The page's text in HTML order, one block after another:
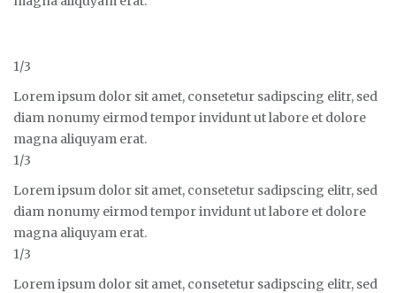
1/3
Lorem ipsum dolor sit amet, consetetur sadipscing elitr, sed
diam nonumy eirmod tempor invidunt ut labore et dolore
magna aliquyam erat.
1/3
Lorem ipsum dolor sit amet, consetetur sadipscing elitr, sed
diam nonumy eirmod tempor invidunt ut labore et dolore
magna aliquyam erat.
1/3
Lorem ipsum dolor sit amet, consetetur sadipscing elitr, sed